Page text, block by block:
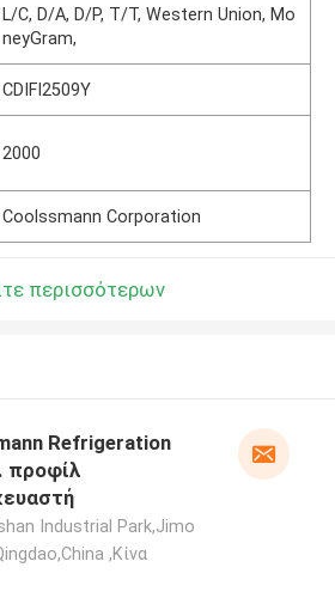
L/C, D/A, D/P, T/T, Western Union, Mo
neyGram,
CDIFI2509Y
2000
Coolssmann Corporation
περισσότερων
Refrigeration
προφίλ
Industrial Park,Jimo
,Κίνα